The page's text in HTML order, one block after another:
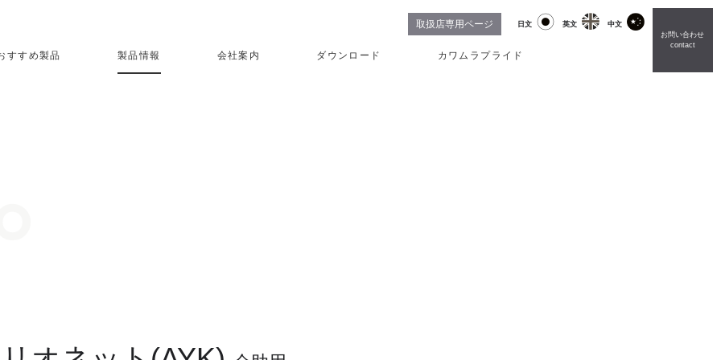
取扱店専用ページ 日文 英文 中文
すすめ製品 製品情報 会社案内 ダウンロード カワムラプライド
お問い合わせ
contact